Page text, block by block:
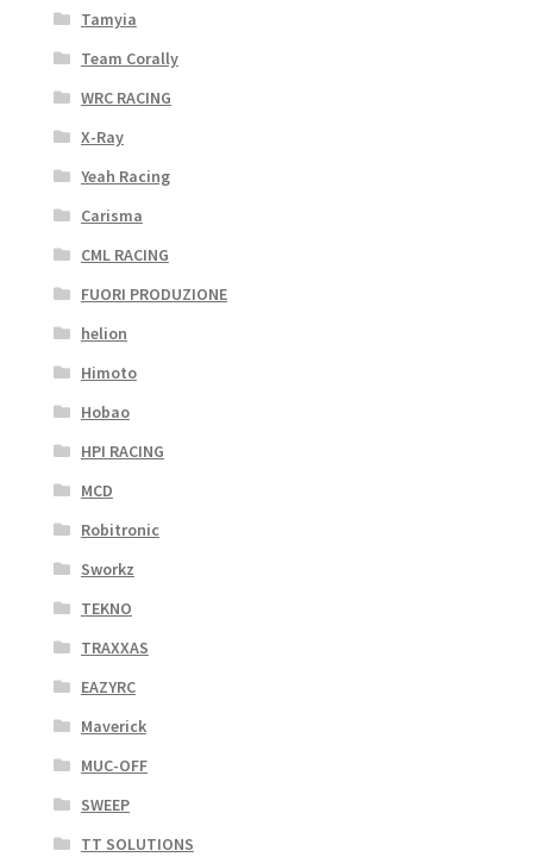
Tamyia
Team Corally
WRC RACING
X-Ray
Yeah Racing
Carisma
CML RACING
FUORI PRODUZIONE
helion
Himoto
Hobao
HPI RACING
MCD
Robitronic
Sworkz
TEKNO
TRAXXAS
EAZYRC
Maverick
MUC-OFF
SWEEP
TT SOLUTIONS